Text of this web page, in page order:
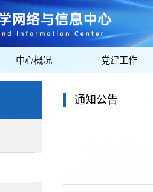
中心概况 党建工作
通知公告